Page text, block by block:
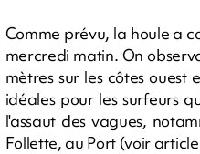
Comme prévu, la houle a
mercredi matin. On
mètres sur les côtes ouest
idéales pour les surfeurs
l'assaut des vagues,
Follette, au Port (voir